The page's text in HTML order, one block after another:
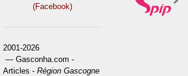
(Facebook)
2001-2026
— Gasconha.com -
Articles -Région Gascogne